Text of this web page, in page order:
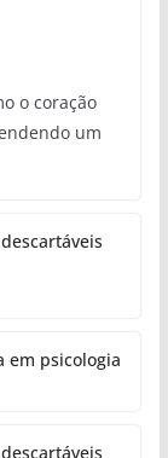
o coração
um
em psicologia